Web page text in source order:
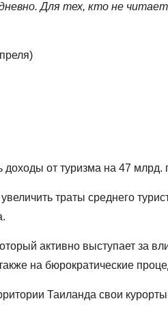
Для тех, кто не
доходы от туризма на 47
траты среднего
активно выступает за
на бюрократические
Таиланда свои